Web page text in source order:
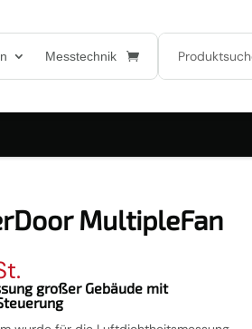
Messtechnik
MultipleFan
großer Gebäude mit